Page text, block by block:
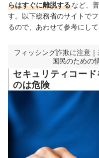
らはすぐに離脱するなど、
す。以下総務省のサイトで
るので、あわせて参考にして
フィッシング詐欺に注意
国民のための
セキュリティコー
のは危険